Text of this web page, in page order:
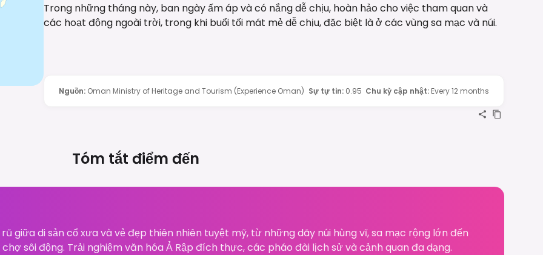
Trong những tháng này, ban ngày ấm áp và có nắng dễ chịu, hoàn hảo cho việc tham quan và
các hoạt động ngoài trời, trong khi buổi tối mát mẻ dễ chịu, đặc biệt là ở các vùng sa mạc và núi.
Nguồn: Oman Ministry of Heritage and Tourism (Experience Oman) Sự tự tin: 0.95 Chu kỳ cập nhật: Every 12 months
Tóm tắt điểm đến
giữa di sản cổ xưa và vẻ đẹp thiên nhiên tuyệt mỹ, từ những dãy núi hùng vĩ, sa mạc rộng lớn đến
sôi động. Trải nghiệm văn hóa Ả Rập đích thực, các pháo đài lịch sử và cảnh quan đa dạng.